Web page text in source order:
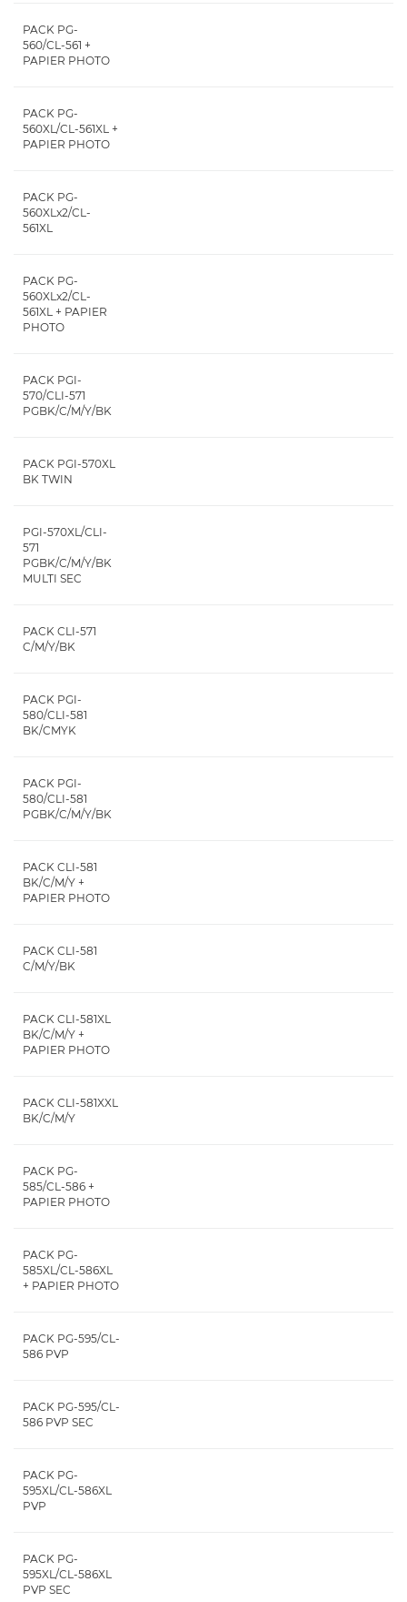
PACK PG-
560/CL-561 +
PAPIER PHOTO
PACK PG-
560XL/CL-561XL +
PAPIER PHOTO
PACK PG-
560XLx2/CL-
561XL
PACK PG-
560XLx2/CL-
561XL + PAPIER
PHOTO
PACK PGI-
570/CLI-571
PGBK/C/M/Y/BK
PACK PGI-570XL
BK TWIN
PGI-570XL/CLI-
571
PGBK/C/M/Y/BK
MULTI SEC
PACK CLI-571
C/M/Y/BK
PACK PGI-
580/CLI-581
BK/CMYK
PACK PGI-
580/CLI-581
PGBK/C/M/Y/BK
PACK CLI-581
BK/C/M/Y +
PAPIER PHOTO
PACK CLI-581
C/M/Y/BK
PACK CLI-581XL
BK/C/M/Y +
PAPIER PHOTO
PACK CLI-581XXL
BK/C/M/Y
PACK PG-
585/CL-586 +
PAPIER PHOTO
PACK PG-
585XL/CL-586XL
+ PAPIER PHOTO
PACK PG-595/CL-
586 PVP
PACK PG-595/CL-
586 PVP SEC
PACK PG-
595XL/CL-586XL
PVP
PACK PG-
595XL/CL-586XL
PVP SEC